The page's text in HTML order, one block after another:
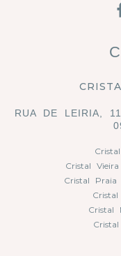
RUA DE LEIRIA,
Cristal
Cristal
Cristal